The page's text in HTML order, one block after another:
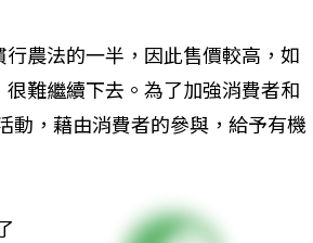
農法的一半，因此售價較高，如
難繼續下去。為了加強消費者和
動，藉由消費者的參與，給予有機